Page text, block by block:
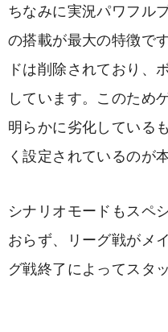
ちなみに実況パワフル
の搭載が最大の特徴で
ドは削除されており、
しています。このため
明らかに劣化している
く設定されているのが
シナリオモードもスペ
おらず、リーグ戦がメ
グ戦終了によってスタ